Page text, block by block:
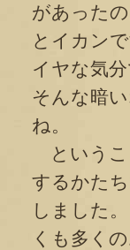
があった
とイカン
イヤな気
そんな暗
ね。
というこ
するかた
しました
くも多く